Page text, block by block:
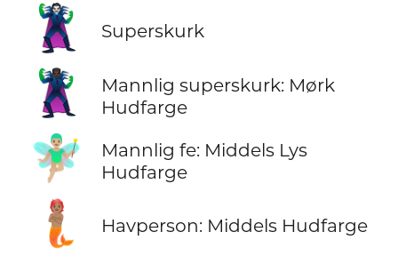
🦹 Superskurk
🦹🏿‍♂️
Mannlig superskurk: Mørk
Hudfarge
🧚🏼‍♂️
Mannlig fe: Middels Lys
Hudfarge
🧜🏽 Havperson: Middels Hudfarge